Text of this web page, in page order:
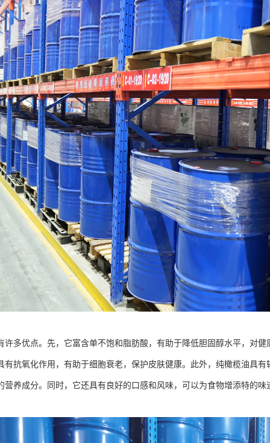
许多优点。先，它富含单不饱和脂肪酸，有助于降低胆固醇水平，对
有抗氧化作用，有助于细胞衰老，保护皮肤健康。此外，纯橄榄油具
营养成分。同时，它还具有良好的口感和风味，可以为食物增添特的